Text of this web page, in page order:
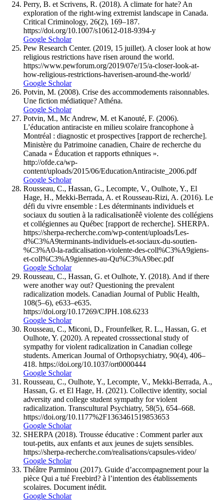
Perry, B. et Scrivens, R. (2018). A climate for hate? An
exploration of the right-wing extremist landscape in Canada.
Critical Criminology, 26(2), 169–187.
https://doi.org/10.1007/s10612-018-9394-y
Google Scholar
Pew Research Center. (2019, 15 juillet). A closer look at how
religious restrictions have risen around the world.
https://www.pewforum.org/2019/07e/15/a-closer-look-at-
how-religious-restrictions-haverisen-around-the-world/
Google Scholar
Potvin, M. (2008). Crise des accommodements raisonnables.
Une fiction médiatique? Athéna.
Google Scholar
Potvin, M., Mc Andrew, M. et Kanouté, F. (2006).
L’éducation antiraciste en milieu scolaire francophone à
Montréal : diagnostic et prospectives [rapport de recherche].
Ministère du Patrimoine canadien, Chaire de recherche du
Canada « Éducation et rapports ethniques ».
http://ofde.ca/wp-
content/uploads/2015/06/EducationAntiraciste_2006.pdf
Google Scholar
Rousseau, C., Hassan, G., Lecompte, V., Oulhote, Y., El
Hage, H., Mekki-Berrada, A. et Rousseau-Rizi, A. (2016). Le
défi du vivre ensemble : Les déterminants individuels et
sociaux du soutien à la radicalisationêê violente des collégiens
et collégiennes au Québec [rapport de recherche]. SHERPA.
https://sherpa-recherche.com/wp-content/uploads/Les-
d%C3%A9terminants-individuels-et-sociaux-du-soutien-
%C3%A0-la-radicalisation-violente-des-coll%C3%A9giens-
et-coll%C3%A9giennes-au-Qu%C3%A9bec.pdf
Google Scholar
Rousseau, C., Hassan, G. et Oulhote, Y. (2018). And if there
were another way out? Questioning the prevalent
radicalization models. Canadian Journal of Public Health,
108(5–6), e633–e635.
https://doi.org/10.17269/CJPH.108.6233
Google Scholar
Rousseau, C., Miconi, D., Frounfelker, R. L., Hassan, G. et
Oulhote, Y. (2020). A repeated crosssectional study of
sympathy for violent radicalization in Canadian college
students. American Journal of Orthopsychiatry, 90(4), 406–
418. https://doi.org/10.1037/ort0000444
Google Scholar
Rousseau, C., Oulhote, Y., Lecompte, V., Mekki-Berrada, A.,
Hassan, G. et El Hage, H. (2021). Collective identity, social
adversity and college student sympathy for violent
radicalization. Transcultural Psychiatry, 58(5), 654–668.
https://doi.org/10.1177%2F1363461519853653
Google Scholar
SHERPA (2018). Trousse éducative : Comment parler aux
tout-petits, aux enfants et aux jeunes de sujets sensibles.
https://sherpa-recherche.com/realisations/capsules-video/
Google Scholar
Théâtre Parminou (2017). Guide d’accompagnement pour la
pièce Qui a tué Freebird? à l’intention des établissements
scolaires. Document inédit.
Google Scholar